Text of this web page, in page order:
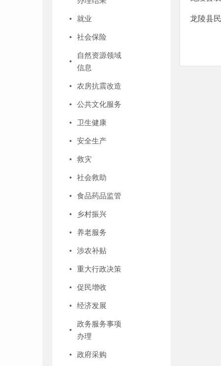
就业
社会保险
自然资源领域
信息
农房抗震改造
公共文化服务
卫生健康
安全生产
救灾
社会救助
食品药品监管
乡村振兴
养老服务
涉农补贴
重大行政决策
促民增收
经济发展
政务服务事项
办理
政府采购
龙陵县